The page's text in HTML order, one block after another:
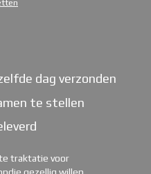
dag verzonden
te stellen
traktatie voor